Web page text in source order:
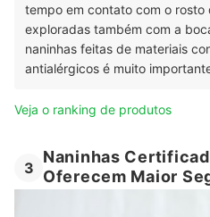
tempo em contato com o rosto
exploradas também com a
naninhas feitas de materiais
antialérgicos é muito
Veja o ranking de produtos
3
Naninhas
Oferecem Maior